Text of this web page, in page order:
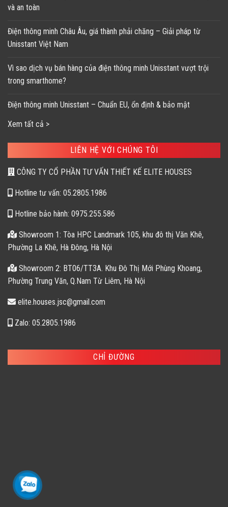
và an toàn
Điện thông minh Châu Âu, giá thành phải chăng – Giải pháp từ
Unisstant Việt Nam
Vì sao dịch vụ bán hàng của điện thông minh Unisstant vượt trội
trong smarthome?
Điện thông minh Unisstant – Chuẩn EU, ổn định & bảo mật
Xem tất cả >
LIÊN HỆ VỚI CHÚNG TÔI
CÔNG TY CỔ PHẦN TƯ VẤN THIẾT KẾ ELITE HOUSES
Hotline tư vấn: 05.2805.1986
Hotline bảo hành: 0975.255.586
Showroom 1: Tòa HPC Landmark 105, khu đô thị Văn Khê,
Phường La Khê, Hà Đông, Hà Nội
Showroom 2: BT06/TT3A. Khu Đô Thị Mới Phùng Khoang,
Phường Trung Văn, Q.Nam Từ Liêm, Hà Nội
elite.houses.jsc@gmail.com
Zalo: 05.2805.1986
CHỈ ĐƯỜNG